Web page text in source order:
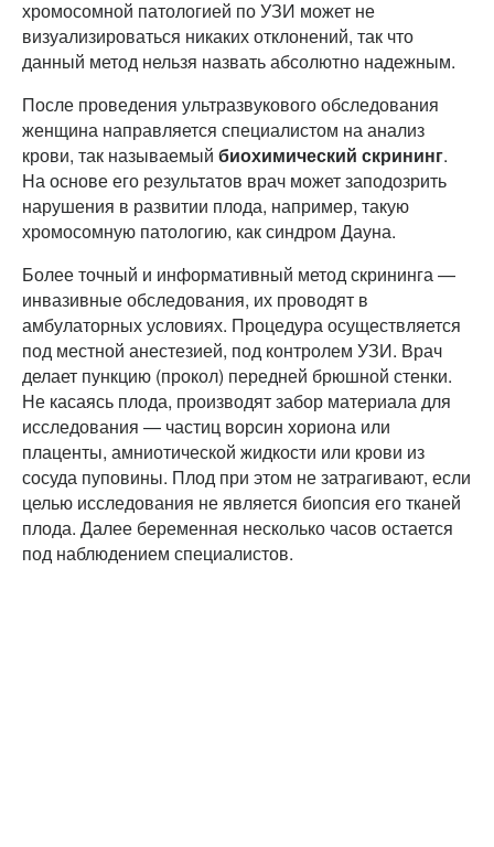
хромосомной патологией по УЗИ может не
визуализироваться никаких отклонений, так что
данный метод нельзя назвать абсолютно надежным.
После проведения ультразвукового обследования
женщина направляется специалистом на анализ
крови, так называемый биохимический скрининг.
На основе его результатов врач может заподозрить
нарушения в развитии плода, например, такую
хромосомную патологию, как синдром Дауна.
Более точный и информативный метод скрининга —
инвазивные обследования, их проводят в
амбулаторных условиях. Процедура осуществляется
под местной анестезией, под контролем УЗИ. Врач
делает пункцию (прокол) передней брюшной стенки.
Не касаясь плода, производят забор материала для
исследования — частиц ворсин хориона или
плаценты, амниотической жидкости или крови из
сосуда пуповины. Плод при этом не затрагивают, если
целью исследования не является биопсия его тканей
плода. Далее беременная несколько часов остается
под наблюдением специалистов.